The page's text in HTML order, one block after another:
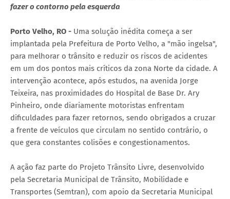
fazer o contorno pela esquerda
Porto Velho, RO - Uma solução inédita começa a ser
implantada pela Prefeitura de Porto Velho, a "mão ingelsa",
para melhorar o trânsito e reduzir os riscos de acidentes
em um dos pontos mais críticos da zona Norte da cidade. A
intervenção acontece, após estudos, na avenida Jorge
Teixeira, nas proximidades do Hospital de Base Dr. Ary
Pinheiro, onde diariamente motoristas enfrentam
dificuldades para fazer retornos, sendo obrigados a cruzar
a frente de veículos que circulam no sentido contrário, o
que gera constantes colisões e congestionamentos.
A ação faz parte do Projeto Trânsito Livre, desenvolvido
pela Secretaria Municipal de Trânsito, Mobilidade e
Transportes (Semtran), com apoio da Secretaria Municipal